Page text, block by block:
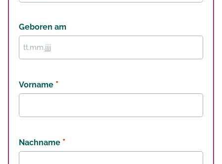
Geboren am
TT
Punkt
JJJJ
Vorname *
Nachname *